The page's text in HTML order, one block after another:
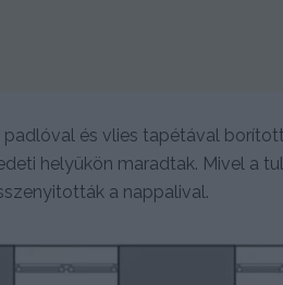
és vlies tapétával
helyükön maradtak. Mivel a
a nappalival.